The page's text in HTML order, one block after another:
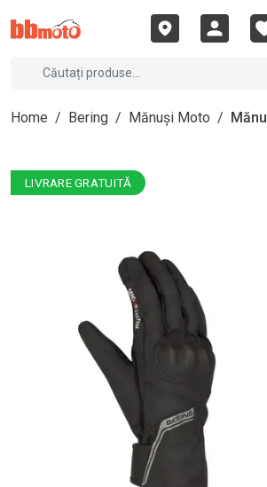
Home / Bering / Mănuși Moto /
LIVRARE GRATUITĂ